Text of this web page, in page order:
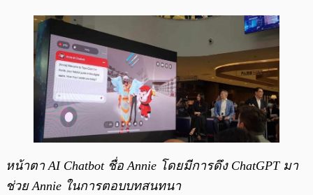
หน้าตา AI Chatbot ชื่อ Annie โดยมีการดึง ChatGPT มา
ช่วย Annie ในการตอบบทสนทนา